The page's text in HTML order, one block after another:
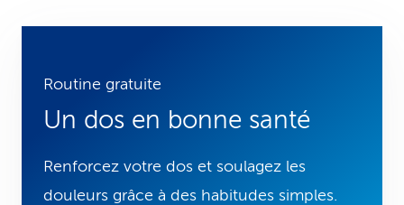
Routine gratuite
Un dos en bonne santé
Renforcez votre dos et soulagez les
douleurs grâce à des habitudes simples.